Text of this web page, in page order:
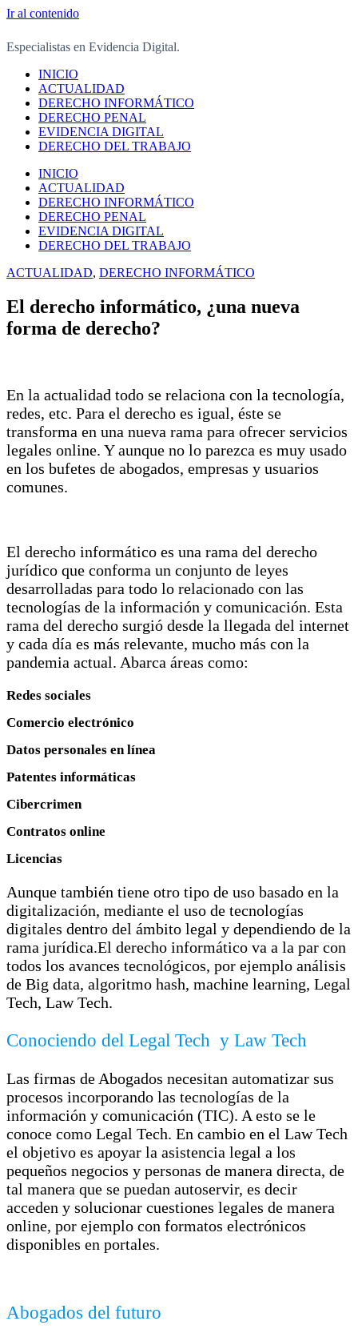
Ir al contenido
Especialistas en Evidencia Digital.
INICIO
ACTUALIDAD
DERECHO INFORMÁTICO
DERECHO PENAL
EVIDENCIA DIGITAL
DERECHO DEL TRABAJO
INICIO
ACTUALIDAD
DERECHO INFORMÁTICO
DERECHO PENAL
EVIDENCIA DIGITAL
DERECHO DEL TRABAJO
ACTUALIDAD, DERECHO INFORMÁTICO
El derecho informático, ¿una nueva
forma de derecho?
En la actualidad todo se relaciona con la tecnología,
redes, etc. Para el derecho es igual, éste se
transforma en una nueva rama para ofrecer servicios
legales online. Y aunque no lo parezca es muy usado
en los bufetes de abogados, empresas y usuarios
comunes.
El derecho informático es una rama del derecho
jurídico que conforma un conjunto de leyes
desarrolladas para todo lo relacionado con las
tecnologías de la información y comunicación. Esta
rama del derecho surgió desde la llegada del internet
y cada día es más relevante, mucho más con la
pandemia actual. Abarca áreas como:
Redes sociales
Comercio electrónico
Datos personales en línea
Patentes informáticas
Cibercrimen
Contratos online
Licencias
Aunque también tiene otro tipo de uso basado en la
digitalización, mediante el uso de tecnologías
digitales dentro del ámbito legal y dependiendo de la
rama jurídica.El derecho informático va a la par con
todos los avances tecnológicos, por ejemplo análisis
de Big data, algoritmo hash, machine learning, Legal
Tech, Law Tech.
Conociendo del Legal Tech y Law Tech
Las firmas de Abogados necesitan automatizar sus
procesos incorporando las tecnologías de la
información y comunicación (TIC). A esto se le
conoce como Legal Tech. En cambio en el Law Tech
el objetivo es apoyar la asistencia legal a los
pequeños negocios y personas de manera directa, de
tal manera que se puedan autoservir, es decir
acceden y solucionar cuestiones legales de manera
online, por ejemplo con formatos electrónicos
disponibles en portales.
Abogados del futuro